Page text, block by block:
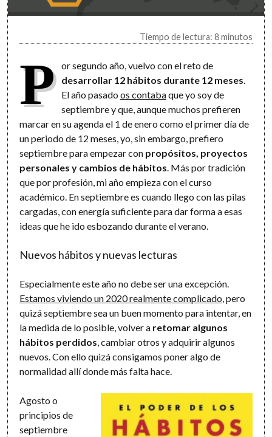
Tiempo de lectura: 8 minutos
P or segundo año, vuelvo con el reto de
desarrollar 12 hábitos durante 12 meses
El año pasado os contabaque yo soy de
septiembre y que, aunque muchos prefieren
marcar en su agenda el 1 de enero como el primer día de
un periodo de 12 meses, yo, sin embargo, prefiero
septiembre para empezar con propósitos, proyectos
personales y cambios de hábitos . Más por tradición
que por profesión, mi año empieza con el curso
académico. En septiembre es cuando llego con las pilas
cargadas, con energía suficiente para dar forma a esas
ideas que he ido esbozando durante el verano.
Nuevos hábitos y nuevas lecturas
Especialmente este año no debe ser una excepción.
Estamos viviendo un 2020 realmente complicado , pero
quizá septiembre sea un buen momento para intentar, en
la medida de lo posible, volver a retomar algunos
hábitos perdidos , cambiar otros y adquirir algunos
nuevos. Con ello quizá consigamos poner algo de
normalidad allí donde más falta hace.
Agosto o
principios de
septiembre